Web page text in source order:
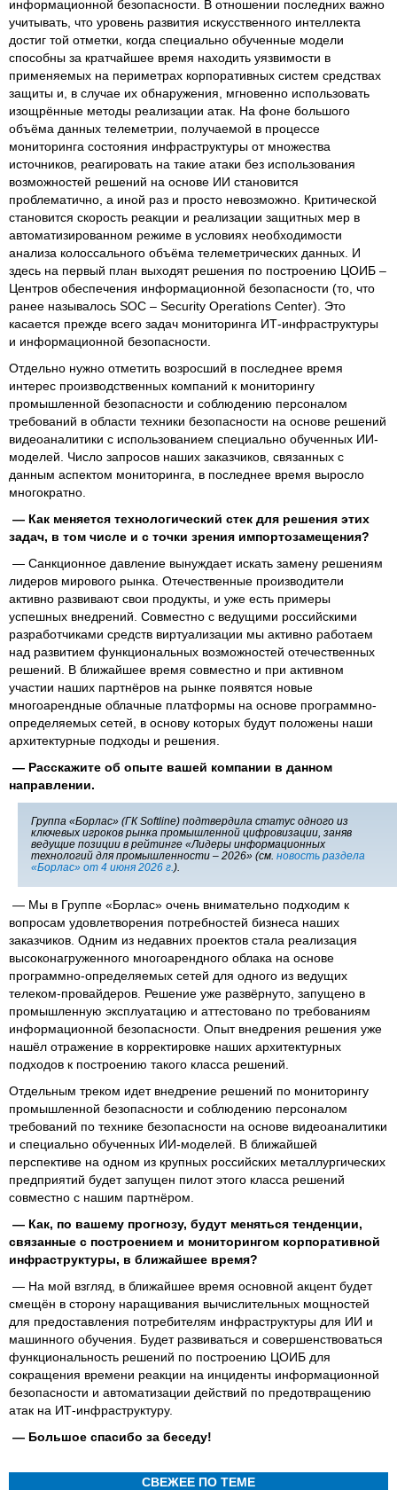
информационной безопасности. В отношении последних важно
учитывать, что уровень развития искусственного интеллекта
достиг той отметки, когда специально обученные модели
способны за кратчайшее время находить уязвимости в
применяемых на периметрах корпоративных систем средствах
защиты и, в случае их обнаружения, мгновенно использовать
изощрённые методы реализации атак. На фоне большого
объёма данных телеметрии, получаемой в процессе
мониторинга состояния инфраструктуры от множества
источников, реагировать на такие атаки без использования
возможностей решений на основе ИИ становится
проблематично, а иной раз и просто невозможно. Критической
становится скорость реакции и реализации защитных мер в
автоматизированном режиме в условиях необходимости
анализа колоссального объёма телеметрических данных. И
здесь на первый план выходят решения по построению ЦОИБ –
Центров обеспечения информационной безопасности (то, что
ранее называлось SOC – Security Operations Center). Это
касается прежде всего задач мониторинга ИТ-инфраструктуры
и информационной безопасности.
Отдельно нужно отметить возросший в последнее время
интерес производственных компаний к мониторингу
промышленной безопасности и соблюдению персоналом
требований в области техники безопасности на основе решений
видеоаналитики с использованием специально обученных ИИ-
моделей. Число запросов наших заказчиков, связанных с
данным аспектом мониторинга, в последнее время выросло
многократно.
— Как меняется технологический стек для решения этих
задач, в том числе и с точки зрения импортозамещения?
— Санкционное давление вынуждает искать замену решениям
лидеров мирового рынка. Отечественные производители
активно развивают свои продукты, и уже есть примеры
успешных внедрений. Совместно с ведущими российскими
разработчиками средств виртуализации мы активно работаем
над развитием функциональных возможностей отечественных
решений. В ближайшее время совместно и при активном
участии наших партнёров на рынке появятся новые
многоарендные облачные платформы на основе программно-
определяемых сетей, в основу которых будут положены наши
архитектурные подходы и решения.
— Расскажите об опыте вашей компании в данном
направлении.
Группа «Борлас» (ГК Softline) подтвердила статус одного из
ключевых игроков рынка промышленной цифровизации, заняв
ведущие позиции в рейтинге «Лидеры информационных
технологий для промышленности – 2026» (см. новость раздела
«Борлас» от 4 июня 2026 г. ).
— Мы в Группе «Борлас» очень внимательно подходим к
вопросам удовлетворения потребностей бизнеса наших
заказчиков. Одним из недавних проектов стала реализация
высоконагруженного многоарендного облака на основе
программно-определяемых сетей для одного из ведущих
телеком-провайдеров. Решение уже развёрнуто, запущено в
промышленную эксплуатацию и аттестовано по требованиям
информационной безопасности. Опыт внедрения решения уже
нашёл отражение в корректировке наших архитектурных
подходов к построению такого класса решений.
Отдельным треком идет внедрение решений по мониторингу
промышленной безопасности и соблюдению персоналом
требований по технике безопасности на основе видеоаналитики
и специально обученных ИИ-моделей. В ближайшей
перспективе на одном из крупных российских металлургических
предприятий будет запущен пилот этого класса решений
совместно с нашим партнёром.
— Как, по вашему прогнозу, будут меняться тенденции,
связанные с построением и мониторингом корпоративной
инфраструктуры, в ближайшее время?
— На мой взгляд, в ближайшее время основной акцент будет
смещён в сторону наращивания вычислительных мощностей
для предоставления потребителям инфраструктуры для ИИ и
машинного обучения. Будет развиваться и совершенствоваться
функциональность решений по построению ЦОИБ для
сокращения времени реакции на инциденты информационной
безопасности и автоматизации действий по предотвращению
атак на ИТ-инфраструктуру.
— Большое спасибо за беседу!
СВЕЖЕЕ ПО ТЕМЕ